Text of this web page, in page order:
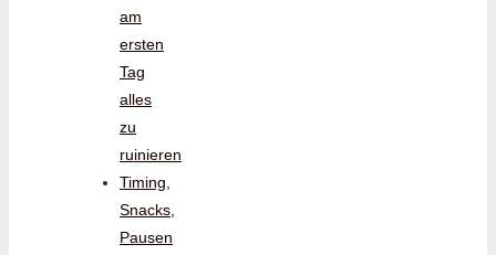
am
ersten
Tag
alles
zu
ruinieren
Timing,
Snacks,
Pausen